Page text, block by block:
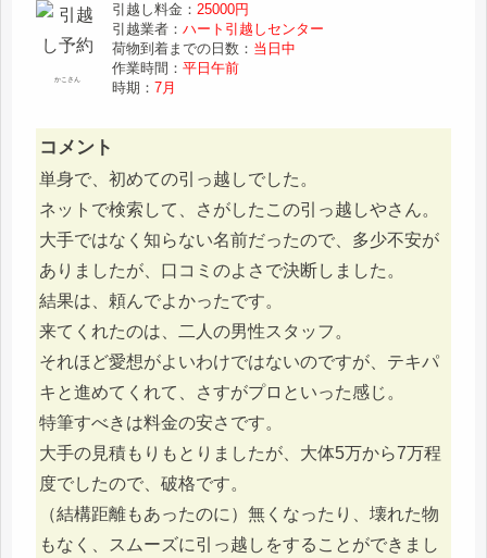
かこさん
引越し料金：25000円
引越業者：ハート引越しセンター
荷物到着までの日数： 当日中
作業時間：平日午前
時期：7月
コメント
単身で、初めての引っ越しでした。
ネットで検索して、さがしたこの引っ越しやさん。
大手ではなく知らない名前だったので、多少不安が
ありましたが、口コミのよさで決断しました。
結果は、頼んでよかったです。
来てくれたのは、二人の男性スタッフ。
それほど愛想がよいわけではないのですが、テキパ
キと進めてくれて、さすがプロといった感じ。
特筆すべきは料金の安さです。
大手の見積もりもとりましたが、大体5万から7万程
度でしたので、破格です。
（結構距離もあったのに）無くなったり、壊れた物
もなく、スムーズに引っ越しをすることができまし